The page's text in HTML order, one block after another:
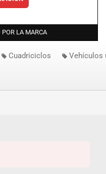
POR LA MARCA
Cuadriciclos Vehículos